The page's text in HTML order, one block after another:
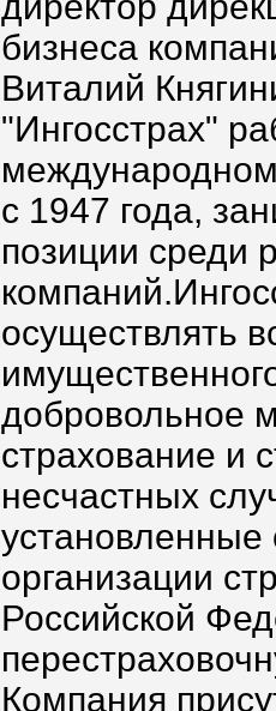
бизнеса
Виталий
"Ингосстрах"
с 1947 года,
позиции среди
осуществлять
добровольное
страхование и
несчастных
организации
Российской
Компания